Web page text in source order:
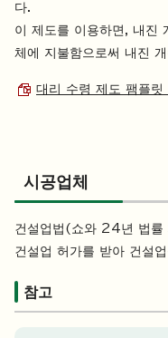
다.
이 제도를 이용하면, 내진
체에 지불함으로써 내진
대리 수령 제도 팸플
시공업체
건설업법(쇼와 24년 법
건설업 허가를 받아 건설
참고